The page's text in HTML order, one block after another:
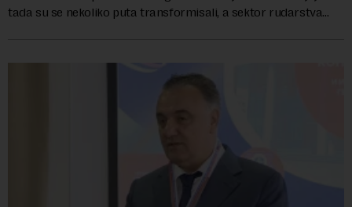
tada su se nekoliko puta transformisali, a sektor rudarstva